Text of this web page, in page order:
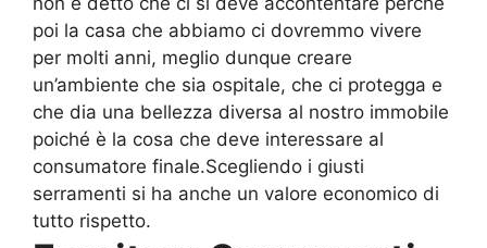
poi la casa che abbiamo ci dovremmo vivere
per molti anni, meglio dunque creare
un’ambiente che sia ospitale, che ci protegga e
che dia una bellezza diversa al nostro immobile
poiché è la cosa che deve interessare al
consumatore finale.Scegliendo i giusti
serramenti si ha anche un valore economico di
tutto rispetto.